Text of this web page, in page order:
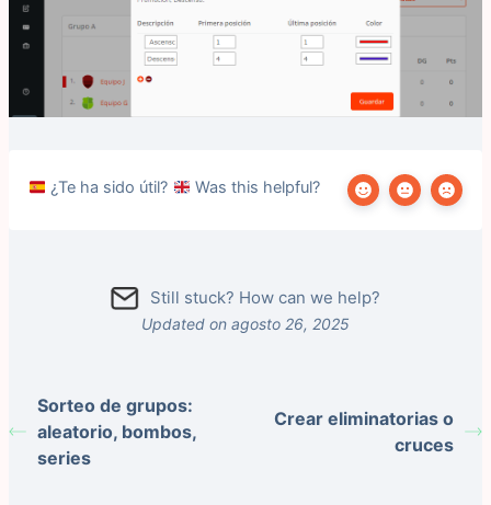
¿Te ha sido útil? Was this helpful?
Still stuck? How can we help?
Updated on agosto 26, 2025
Sorteo de grupos:
aleatorio, bombos,
series
Crear eliminatorias o
cruces